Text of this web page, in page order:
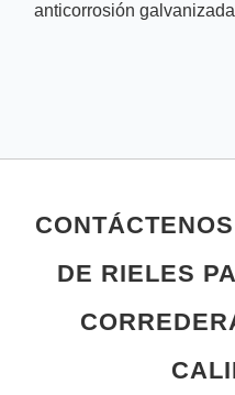
anticorrosión galvanizada
DE RIELES